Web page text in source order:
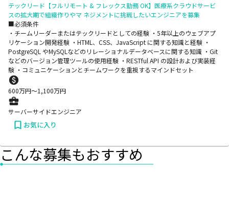
テックリード【フルリモート & フレックス勤務 OK】医療系クラウドサービ
スの拡大期で組織作りやマ ネジメントに挑戦したいエンジニアを募集
■必須条件
・チームリーダーまたはテックリードとしての経験 ・5年以上のウェブアプ
リケーション開発経験 ・HTML、CSS、JavaScript に関する知識と経験 ・
PostgreSQL やMySQLなどのリレーショナルデータベースに関する知識 ・Git
などのバージョン管理ツールの使用経験 ・RESTful API の設計および実装経
験 ・コミュニケーションとチームワークを重視するマインドセット
600万円〜1,100万円
サーバーサイドエンジニア
お気に入り
こんな募集もおすすめ